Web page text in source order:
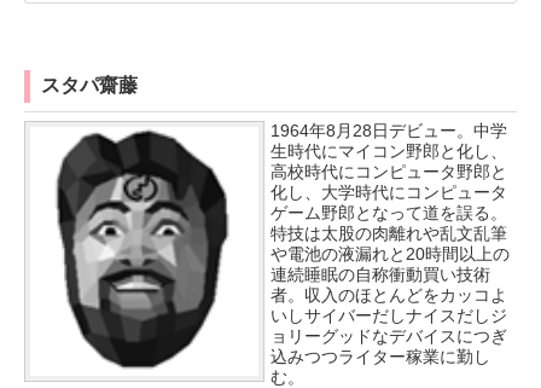
スタパ齋藤
1964年8月28日デビュー。中学
生時代にマイコン野郎と化し、
高校時代にコンピュータ野郎と
化し、大学時代にコンピュータ
ゲーム野郎となって道を誤る。
特技は太股の肉離れや乱文乱筆
や電池の液漏れと20時間以上の
連続睡眠の自称衝動買い技術
者。収入のほとんどをカッコよ
いしサイバーだしナイスだしジ
ョリーグッドなデバイスにつぎ
込みつつライター稼業に勤し
む。